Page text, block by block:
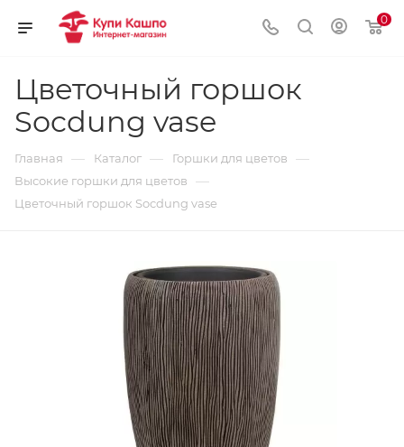
0
Цветочный горшок
Socdung vase
Главная — Каталог — Горшки для цветов —
Высокие горшки для цветов —
Цветочный горшок Socdung vase